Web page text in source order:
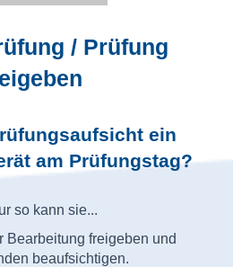
/ Prüfung
ein
am Prüfungstag?
so kann sie...
Bearbeitung freigeben und
beaufsichtigen.